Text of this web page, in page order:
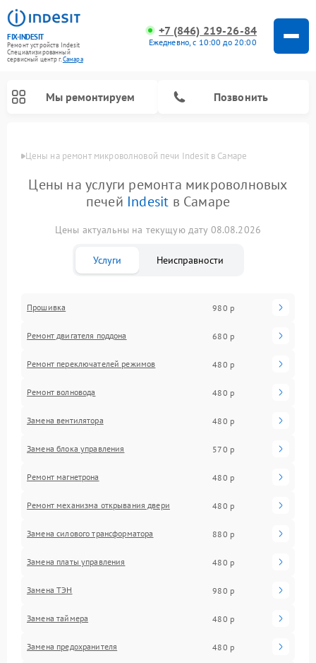
FIX-INDESIT
Ремонт устройств Indesit
Специализированный
cервисный центр г.Самара
+7 (846) 219-26-84
Ежедневно, с 10:00 до 20:00
Мы ремонтируем Позвонить
Цены на ремонт микроволновой печи Indesit в Самаре
Цены на услуги ремонта микроволновых
печей Indesit в Самаре
Цены актуальны на текущую дату 08.08.2026
Услуги Неисправности
Прошивка 980 р
Ремонт двигателя поддона 680 р
Ремонт переключателей режимов 480 р
Ремонт волновода 480 р
Замена вентилятора 480 р
Замена блока управления 570 р
Ремонт магнетрона 480 р
Ремонт механизма открывания двери 480 р
Замена силового трансформатора 880 р
Замена платы управления 480 р
Замена ТЭН 980 р
Замена таймера 480 р
Замена предохранителя 480 р